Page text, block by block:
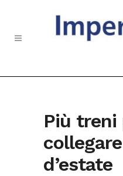
Più treni
d’estate